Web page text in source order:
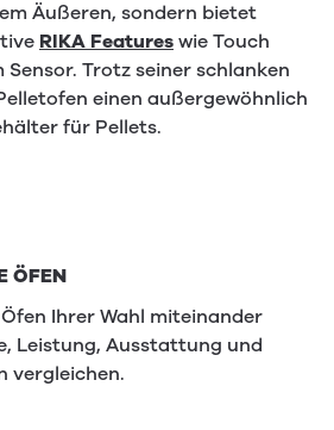
Äußeren, sondern bietet
RIKA Featureswie Touch
Sensor. Trotz seiner schlanken
einen außergewöhnlich
für Pellets.
ÖFEN
Ihrer Wahl miteinander
Leistung, Ausstattung und
vergleichen.